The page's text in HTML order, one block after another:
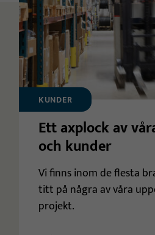
KUNDER
Ett axplock av
och kunder
Vi finns inom de flesta
titt på några av våra
projekt.